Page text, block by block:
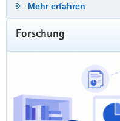
Mehr erfahren
Forschung